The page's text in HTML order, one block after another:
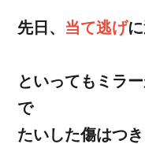
先日、 当て逃げ
といってもミラ
で
たいした傷はつ